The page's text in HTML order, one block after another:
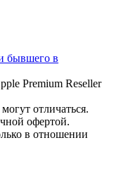
бывшего в
Premium Reseller
отличаться.
офертой.
в отношении